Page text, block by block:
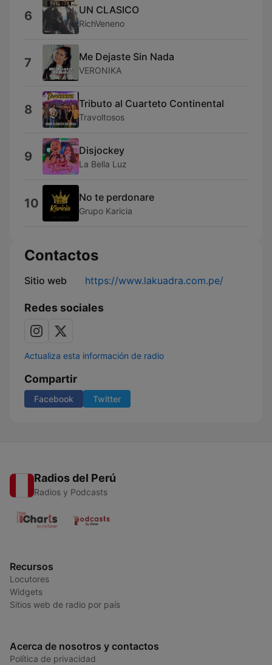
6 UN CLASICO
RichVeneno
7 Me Dejaste Sin Nada
VERONIKA
8 Tributo al Cuarteto Continental
Travoltosos
9 Disjockey
La Bella Luz
10 No te perdonare
Grupo Karicia
Contactos
Sitio web https://www.lakuadra.com.pe/
Redes sociales
Actualiza esta información de radio
Compartir
Facebook Twitter
Radios del Perú
Radios y Podcasts
Recursos
Locutores
Widgets
Sitios web de radio por país
Acerca de nosotros y contactos
Política de privacidad